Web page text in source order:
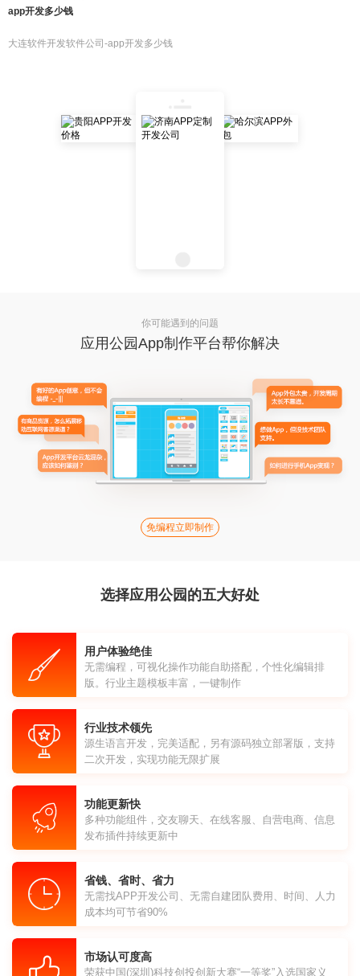
app开发多少钱
大连软件开发软件公司-app开发多少钱
你可能遇到的问题
应用公园App制作平台帮你解决
免编程立即制作
选择应用公园的五大好处
用户体验绝佳
无需编程，可视化操作功能自助搭配，个性化编辑排
版。行业主题模板丰富，一键制作
行业技术领先
源生语言开发，完美适配，另有源码独立部署版，支持
二次开发，实现功能无限扩展
功能更新快
多种功能组件，交友聊天、在线客服、自营电商、信息
发布插件持续更新中
省钱、省时、省力
无需找APP开发公司、无需自建团队费用、时间、人力
成本均可节省90%
市场认可度高
荣获中国(深圳)科技创投创新大赛“一等奖”入选国家义